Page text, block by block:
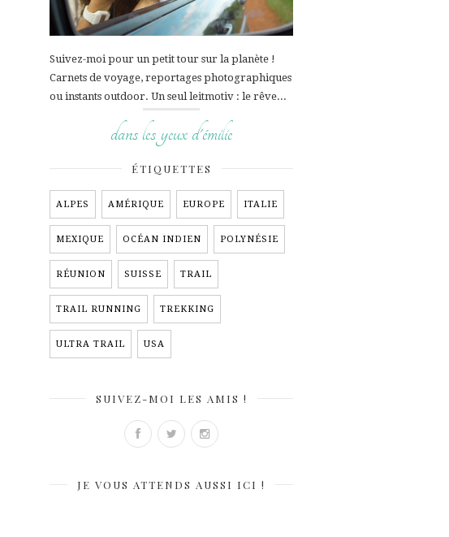
Suivez-moi pour un petit tour sur la planète !
Carnets de voyage, reportages photographiques
ou instants outdoor. Un seul leitmotiv : le rêve...
dans les yeux d'émilie
ÉTIQUETTES
ALPES AMÉRIQUE EUROPE ITALIE
MEXIQUE OCÉAN INDIEN POLYNÉSIE
RÉUNION SUISSE TRAIL
TRAIL RUNNING TREKKING
ULTRA TRAIL USA
SUIVEZ-MOI LES AMIS !
JE VOUS ATTENDS AUSSI ICI !